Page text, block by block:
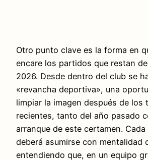
Otro punto clave es la forma en
encare los partidos que restan
2026. Desde dentro del club se
«revancha deportiva», una
limpiar la imagen después de los
recientes, tanto del año pasado
arranque de este certamen.
deberá asumirse con mentalidad
entendiendo que, en un equipo